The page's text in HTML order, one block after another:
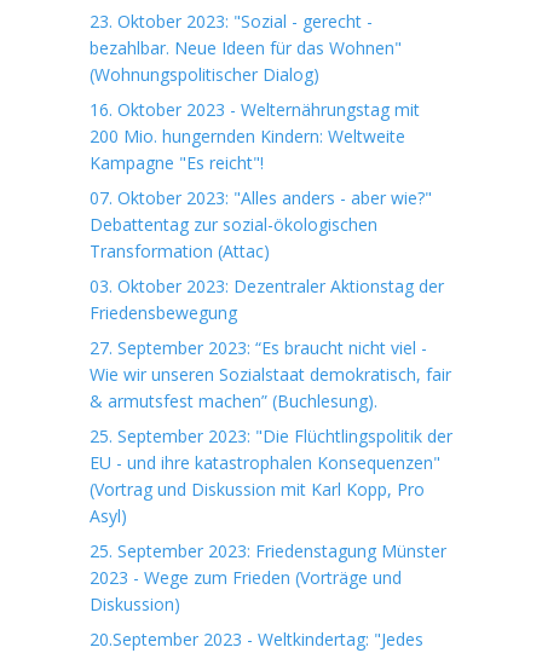
23. Oktober 2023: "Sozial - gerecht -
bezahlbar. Neue Ideen für das Wohnen"
(Wohnungspolitischer Dialog)
16. Oktober 2023 - Welternährungstag mit
200 Mio. hungernden Kindern: Weltweite
Kampagne "Es reicht"!
07. Oktober 2023: "Alles anders - aber wie?"
Debattentag zur sozial-ökologischen
Transformation (Attac)
03. Oktober 2023: Dezentraler Aktionstag der
Friedensbewegung
27. September 2023: “Es braucht nicht viel -
Wie wir unseren Sozialstaat demokratisch, fair
& armutsfest machen” (Buchlesung).
25. September 2023: "Die Flüchtlingspolitik der
EU - und ihre katastrophalen Konsequenzen"
(Vortrag und Diskussion mit Karl Kopp, Pro
Asyl)
25. September 2023: Friedenstagung Münster
2023 - Wege zum Frieden (Vorträge und
Diskussion)
20.September 2023 - Weltkindertag: "Jedes